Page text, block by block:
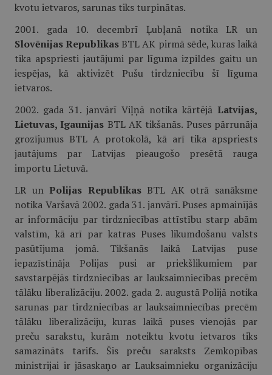
kvotu ietvaros, sarunas tiks turpinātas.
2001. gada 10. decembrī Ļubļanā notika LR un
Slovēnijas Republikas BTL AK pirmā sēde, kuras laikā
tika apspriesti jautājumi par līguma izpildes gaitu un
iespējas, kā aktivizēt Pušu tirdzniecību šī līguma
ietvaros.
2002. gada 31. janvārī Viļņā notika kārtējā Latvijas,
Lietuvas, Igaunijas BTL AK tikšanās. Puses pārrunāja
grozījumus BTL A protokolā, kā arī tika apspriests
jautājums par Latvijas pieaugošo presētā rauga
importu Lietuvā.
LR un Polijas RepublikasBTL AK otrā sanāksme
notika Varšavā 2002. gada 31. janvārī. Puses apmainījās
ar informāciju par tirdzniecības attīstību starp abām
valstīm, kā arī par katras Puses likumdošanu valsts
pasūtījuma jomā. Tikšanās laikā Latvijas puse
iepazīstināja Polijas pusi ar priekšlikumiem par
savstarpējās tirdzniecības ar lauksaimniecības precēm
tālāku liberalizāciju. 2002. gada 2. augustā Polijā notika
sarunas par tirdzniecības ar lauksaimniecības precēm
tālāku liberalizāciju, kuras laikā puses vienojās par
preču sarakstu, kurām noteiktu kvotu ietvaros tiks
samazināts tarifs. Šis preču saraksts Zemkopības
ministrijai ir jāsaskaņo ar Lauksaimnieku organizāciju